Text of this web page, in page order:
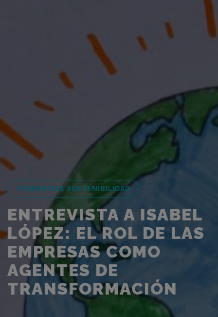
TENDENCIAS SOSTENIBILIDAD
ENTREVISTA A ISABEL
LÓPEZ: EL ROL DE LAS
EMPRESAS COMO
AGENTES DE
TRANSFORMACIÓN